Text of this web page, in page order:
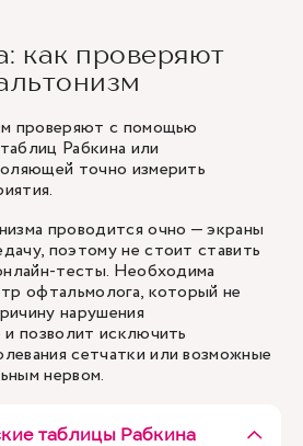
как проверяют
проверяют с помощью
Рабкина или
точно измерить
проводится очно — экраны
поэтому не стоит ставить
тесты. Необходима
офтальмолога, который не
нарушения
позволит исключить
сетчатки или возможные
нервом.
таблицы Рабкина